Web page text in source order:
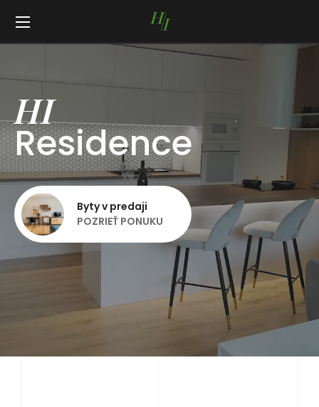
HI
Residence
Byty v predaji
POZRIEŤ PONUKU